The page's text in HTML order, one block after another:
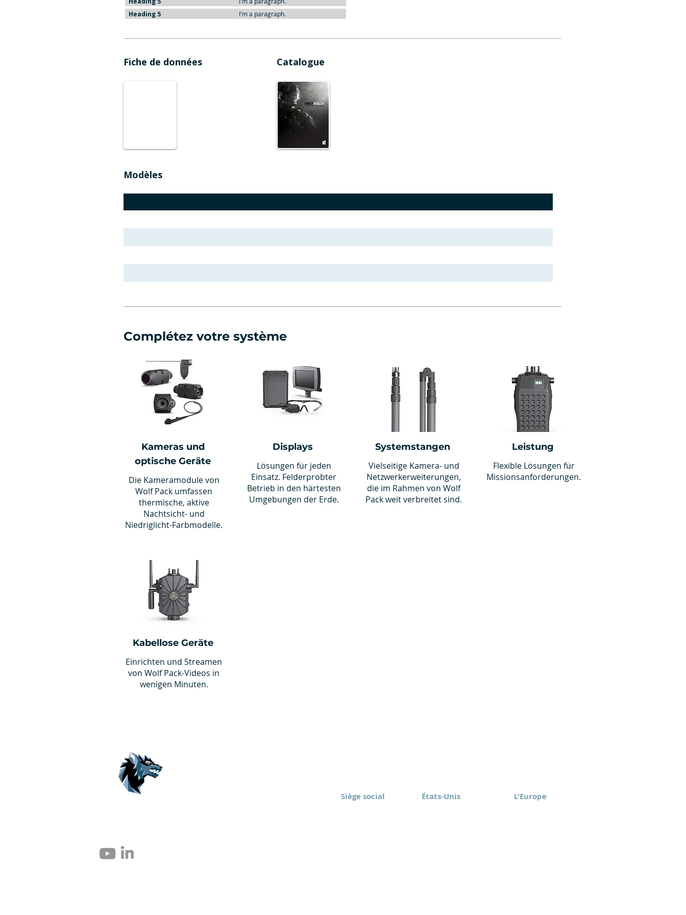
Heading 5 I'm a paragraph.
Fiche de données Catalogue
Modèles
Complétez votre système
Kameras und
optische Geräte
Die Kameramodule von
Wolf Pack umfassen
thermische, aktive
Nachtsicht- und
Niedriglicht-Farbmodelle.
Kabellose Geräte
Einrichten und Streamen
von Wolf Pack-Videos in
wenigen Minuten.
Displays
Lösungen für jeden
Einsatz. Felderprobter
Betrieb in den härtesten
Umgebungen der Erde.
Systemstangen
Vielseitige Kamera- und
Netzwerkerweiterungen,
die im Rahmen von Wolf
Pack weit verbreitet sind.
Leistung
Flexible Lösungen für
Missionsanforderungen.
Siège social États-Unis L'Europe